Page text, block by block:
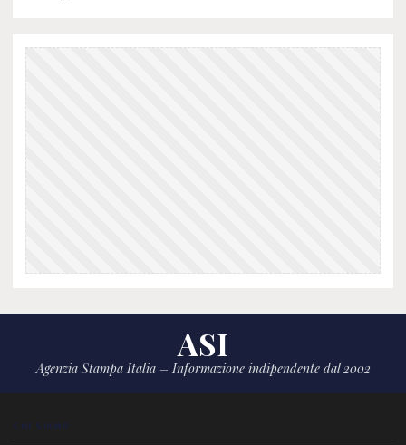
ASI
Agenzia Stampa Italia – Informazione indipendente dal 2002
CHI SIAMO